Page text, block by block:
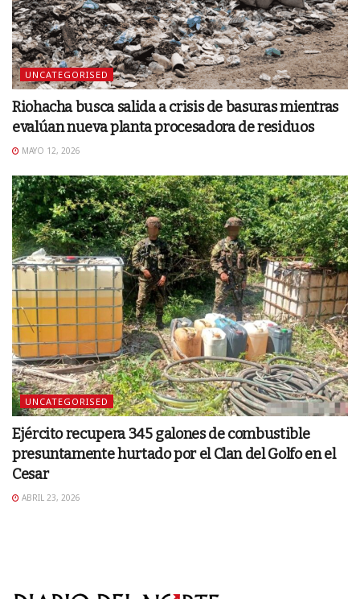
UNCATEGORISED
Riohacha busca salida a crisis de basuras mientras
evalúan nueva planta procesadora de residuos
MAYO 12, 2026
UNCATEGORISED
Ejército recupera 345 galones de combustible
presuntamente hurtado por el Clan del Golfo en el
Cesar
ABRIL 23, 2026